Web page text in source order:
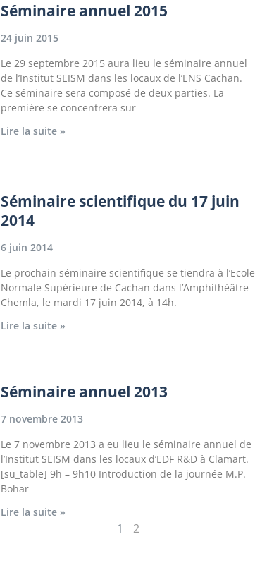
Séminaire annuel 2015
24 juin 2015
Le 29 septembre 2015 aura lieu le séminaire annuel
de l’Institut SEISM dans les locaux de l’ENS Cachan.
Ce séminaire sera composé de deux parties. La
première se concentrera sur
Lire la suite »
Séminaire scientifique du 17 juin
2014
6 juin 2014
Le prochain séminaire scientifique se tiendra à l’Ecole
Normale Supérieure de Cachan dans l’Amphithéâtre
Chemla, le mardi 17 juin 2014, à 14h.
Lire la suite »
Séminaire annuel 2013
7 novembre 2013
Le 7 novembre 2013 a eu lieu le séminaire annuel de
l’Institut SEISM dans les locaux d’EDF R&D à Clamart.
[su_table] 9h – 9h10 Introduction de la journée M.P.
Bohar
Lire la suite »
1 2